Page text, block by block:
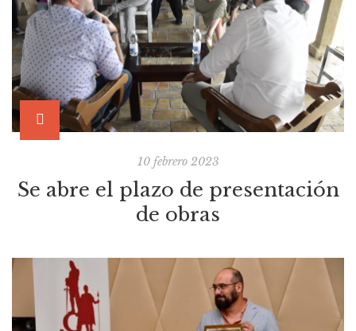
10 febrero 2023
Se abre el plazo de presentación
de obras